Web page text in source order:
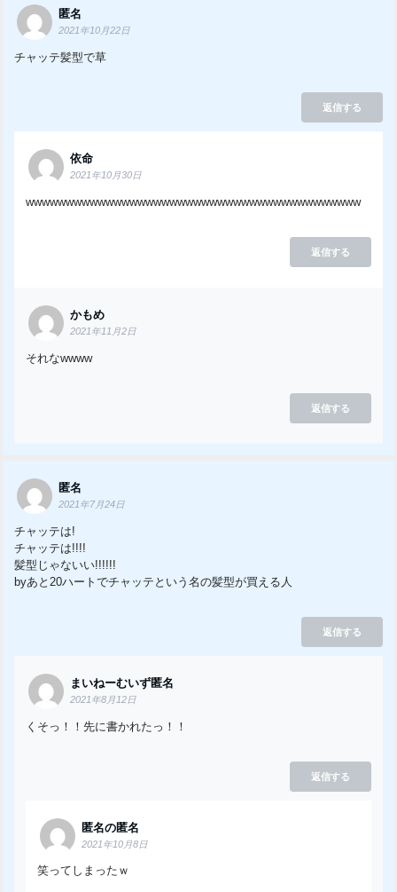
匿名
2021年10月22日
チャッテ髪型で草
返信する
依命
2021年10月30日
wwwwwwwwwwwwwwwwwwwwwwwwwwwwwwwwwwwwwwwwww
返信する
かもめ
2021年11月2日
それなwwww
返信する
匿名
2021年7月24日
チャッテは!
チャッテは!!!!
髪型じゃないい!!!!!!
byあと20ハートでチャッテという名の髪型が買える人
返信する
まいねーむいず匿名
2021年8月12日
くそっ！！先に書かれたっ！！
返信する
匿名の匿名
2021年10月8日
笑ってしまったｗ